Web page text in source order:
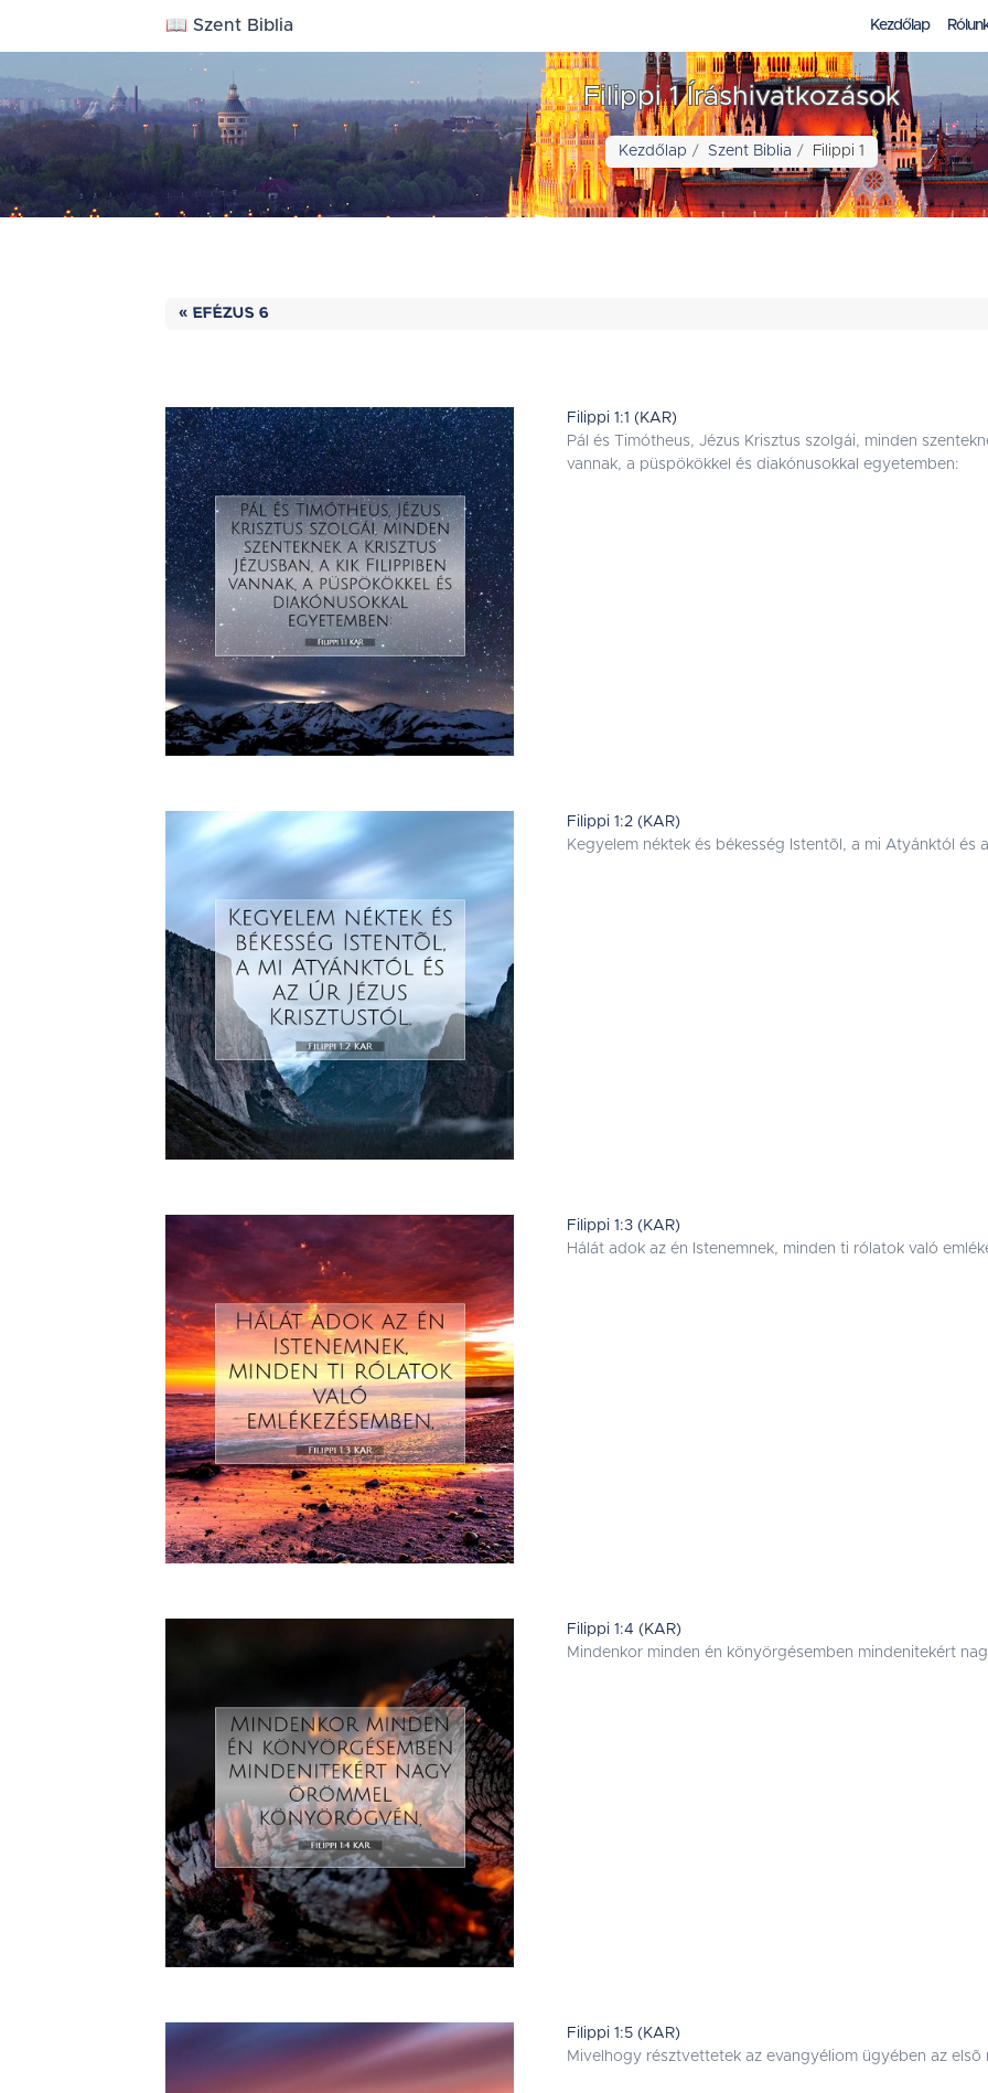
📖 Szent Biblia Kezdőlap
Filippi 1 Íráshivatkozások
Kezdőlap Szent Biblia Filippi 1
« EFÉZUS 6
Filippi 1:1 (KAR)
Pál és Timótheus, Jézus Krisztus szolgái, minden
vannak, a püspökökkel és diakónusokkal egyetemben:
Filippi 1:2 (KAR)
Kegyelem néktek és békesség Istentõl, a mi Atyánktól és
Filippi 1:3 (KAR)
Hálát adok az én Istenemnek, minden ti rólatok való
Filippi 1:4 (KAR)
Mindenkor minden én könyörgésemben mindenitekért
Filippi 1:5 (KAR)
Mivelhogy résztvettetek az evangyéliom ügyében az